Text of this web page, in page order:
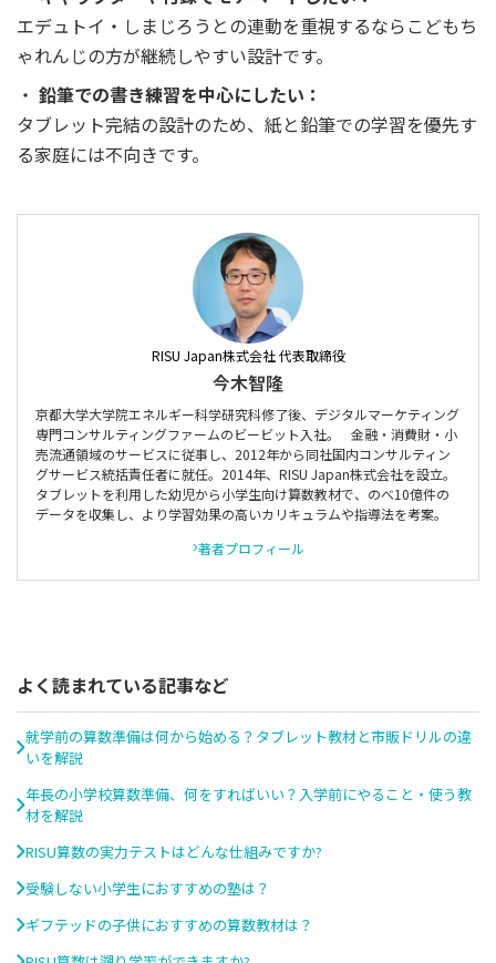
エデュトイ・しまじろうとの連動を重視するならこどもち
ゃれんじの方が継続しやすい設計です。
鉛筆での書き練習を中心にしたい：
タブレット完結の設計のため、紙と鉛筆での学習を優先す
る家庭には不向きです。
RISU Japan株式会社 代表取締役
今木智隆
京都大学大学院エネルギー科学研究科修了後、デジタルマーケティング
専門コンサルティングファームのビービット入社。 金融・消費財・小
売流通領域のサービスに従事し、2012年から同社国内コンサルティン
グサービス統括責任者に就任。2014年、RISU Japan株式会社を設立。
タブレットを利用した幼児から小学生向け算数教材で、のべ10億件の
データを収集し、より学習効果の高いカリキュラムや指導法を考案。
著者プロフィール
よく読まれている記事など
就学前の算数準備は何から始める？タブレット教材と市販ドリルの違
いを解説
年長の小学校算数準備、何をすればいい？入学前にやること・使う教
材を解説
RISU算数の実力テストはどんな仕組みですか?
受験しない小学生におすすめの塾は？
ギフテッドの子供におすすめの算数教材は？